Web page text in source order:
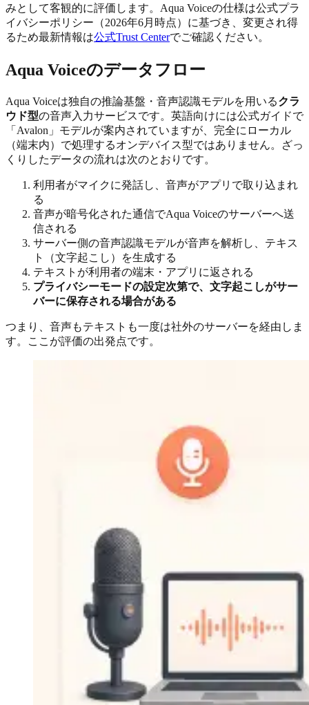
みとして客観的に評価します。Aqua Voiceの仕様は公式プラ
イバシーポリシー（2026年6月時点）に基づき、変更され得
るため最新情報は公式Trust Centerでご確認ください。
Aqua Voiceのデータフロー
Aqua Voiceは独自の推論基盤・音声認識モデルを用いるクラ
ウド型の音声入力サービスです。英語向けには公式ガイドで
「Avalon」モデルが案内されていますが、完全にローカル
（端末内）で処理するオンデバイス型ではありません。ざっ
くりしたデータの流れは次のとおりです。
利用者がマイクに発話し、音声がアプリで取り込まれ
る
音声が暗号化された通信でAqua Voiceのサーバーへ送
信される
サーバー側の音声認識モデルが音声を解析し、テキス
ト（文字起こし）を生成する
テキストが利用者の端末・アプリに返される
プライバシーモードの設定次第で、文字起こしがサー
バーに保存される場合がある
つまり、音声もテキストも一度は社外のサーバーを経由しま
す。ここが評価の出発点です。